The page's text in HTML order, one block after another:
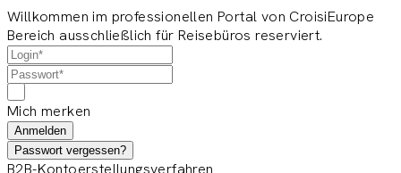
Willkommen im professionellen Portal von CroisiEurope
Bereich ausschließlich für Reisebüros reserviert.
Mich merken
Anmelden
Passwort vergessen?
B2B-Kontoerstellungsverfahren